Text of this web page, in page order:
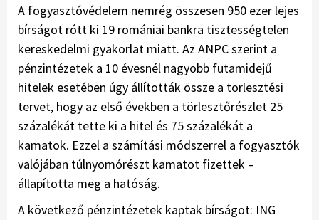
A fogyasztóvédelem nemrég összesen 950 ezer lejes
bírságot rótt ki 19 romániai bankra tisztességtelen
kereskedelmi gyakorlat miatt. Az ANPC szerint a
pénzintézetek a 10 évesnél nagyobb futamidejű
hitelek esetében úgy állították össze a törlesztési
tervet, hogy az első években a törlesztőrészlet 25
százalékát tette ki a hitel és 75 százalékát a
kamatok. Ezzel a számítási módszerrel a fogyasztók
valójában túlnyomórészt kamatot fizettek –
állapította meg a hatóság.
A következő pénzintézetek kaptak bírságot: ING